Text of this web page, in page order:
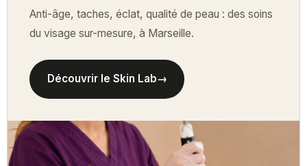
Anti-âge, taches, éclat, qualité de peau : des soins
du visage sur-mesure, à Marseille.
Découvrir le Skin Lab→